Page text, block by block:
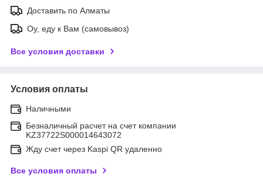
Доставить по Алматы
Оу, еду к Вам (самовывоз)
Все условия доставки
Условия оплаты
Наличными
Безналичный расчет на счет компании
KZ37722S000014643072
Жду счет через Kaspi QR удаленно
Все условия оплаты